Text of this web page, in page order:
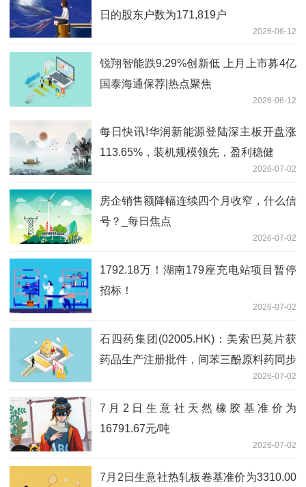
日的股东户数为171,819户
2026-06-12
锐翔智能跌9.29%创新低 上月上市募4亿
国泰海通保荐|热点聚焦
2026-06-12
每日快讯!华润新能源登陆深主板开盘涨
113.65%，装机规模领先，盈利稳健
2026-07-02
房企销售额降幅连续四个月收窄，什么信
号？_每日焦点
2026-07-02
1792.18万！湖南179座充电站项目暂停
招标！
2026-07-02
石四药集团(02005.HK)：美索巴莫片获
药品生产注册批件，间苯三酚原料药同步
2026-07-02
7月2日生意社天然橡胶基准价为
16791.67元/吨
2026-07-02
7月2日生意社热轧板卷基准价为3310.00